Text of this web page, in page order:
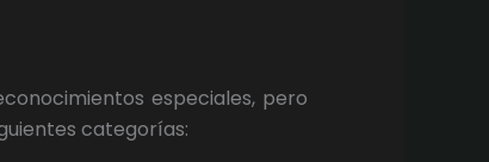
especiales, pero
categorías: